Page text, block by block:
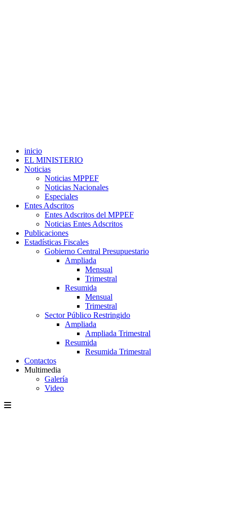
inicio
EL MINISTERIO
Noticias
Noticias MPPEF
Noticias Nacionales
Especiales
Entes Adscritos
Entes Adscritos del MPPEF
Noticias Entes Adscritos
Publicaciones
Estadísticas Fiscales
Gobierno Central Presupuestario
Ampliada
Mensual
Trimestral
Resumida
Mensual
Trimestral
Sector Público Restringido
Ampliada
Ampliada Trimestral
Resumida
Resumida Trimestral
Contactos
Multimedia
Galería
Video